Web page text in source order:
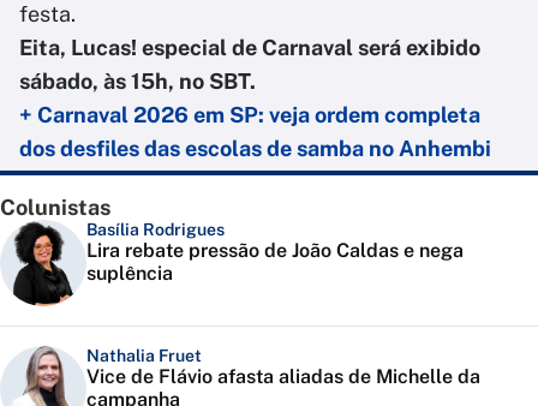
festa.
Eita, Lucas! especial de Carnaval será exibido
sábado, às 15h, no SBT.
+ Carnaval 2026 em SP: veja ordem completa
dos desfiles das escolas de samba no Anhembi
Colunistas
Basília Rodrigues
Lira rebate pressão de João Caldas e nega
suplência
Nathalia Fruet
Vice de Flávio afasta aliadas de Michelle da
campanha